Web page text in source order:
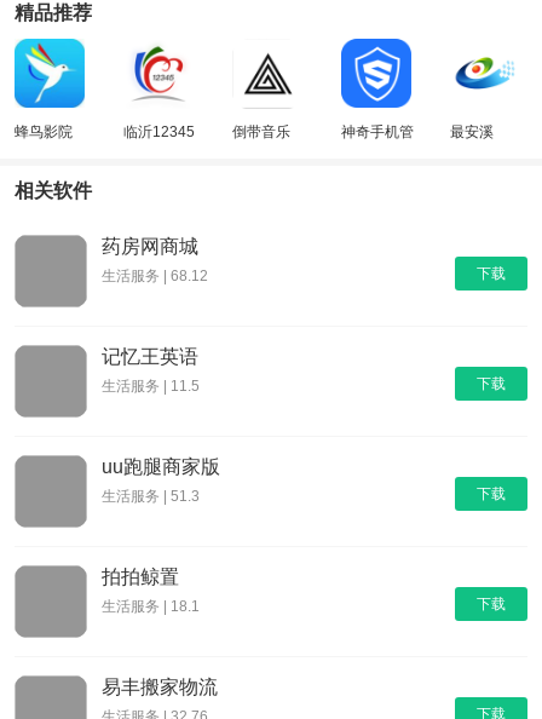
精品推荐
蜂鸟影院 临沂12345 倒带音乐
神奇手机管
最安溪
相关软件
下载
药房网商城
生活服务 | 68.12
下载
记忆王英语
生活服务 | 11.5
下载
uu跑腿商家版
生活服务 | 51.3
下载
拍拍鲸置
生活服务 | 18.1
下载
易丰搬家物流